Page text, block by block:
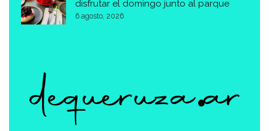
disfrutar el domingo junto al parque
6 agosto, 2026